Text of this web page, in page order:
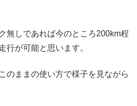
無しであれば今のところ200km程
行が可能と思います。
のままの使い方で様子を見ながら